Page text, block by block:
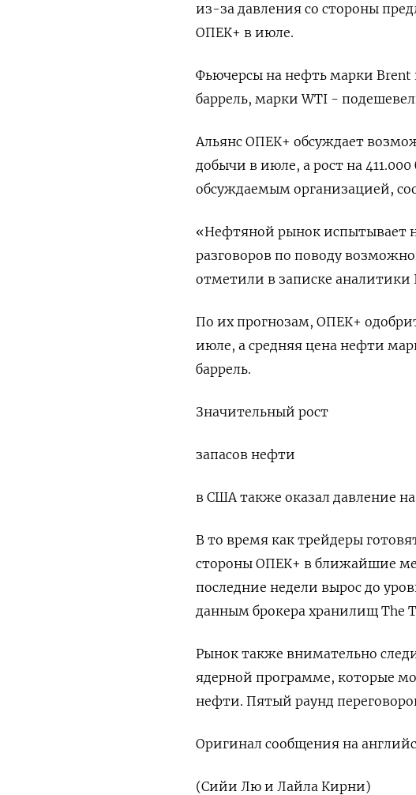
из-за давления со стороны
ОПЕК+ в июле.
Фьючерсы на нефть марки Brent
баррель, марки WTI -
Альянс ОПЕК+ обсуждает
добычи в июле, а рост на
обсуждаемым организацией,
«Нефтяной рынок испытывает
разговоров по поводу
отметили в записке аналитики
По их прогнозам, ОПЕК+
июле, а средняя цена нефти
баррель.
Значительный рост
запасов нефти
в США также оказал давление
В то время как трейдеры
стороны ОПЕК+ в ближайшие
последние недели вырос до
данным брокера хранилищ The
Рынок также внимательно
ядерной программе, которые
нефти. Пятый раунд
Оригинал сообщения на
(Сийи Лю и Лайла Кирни)